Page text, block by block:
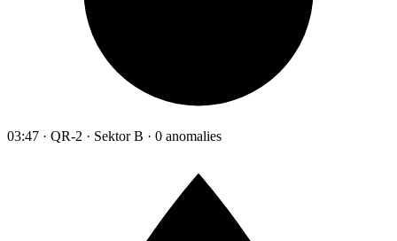
03:47 · QR-2 · Sektor B · 0 anomalies